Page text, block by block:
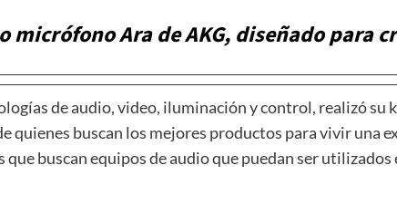
micrófono Ara de AKG, diseñado para
de audio, video, iluminación y control, realizó su
quienes buscan los mejores productos para vivir una
buscan equipos de audio que puedan ser